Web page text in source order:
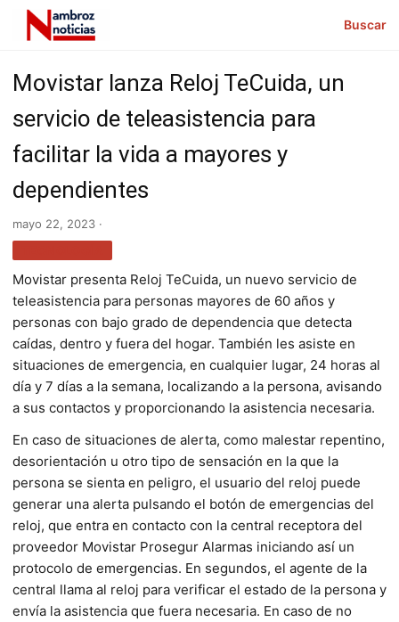
Buscar
Movistar lanza Reloj TeCuida, un
servicio de teleasistencia para
facilitar la vida a mayores y
dependientes
mayo 22, 2023 ·
Movistar presenta Reloj TeCuida, un nuevo servicio de
teleasistencia para personas mayores de 60 años y
personas con bajo grado de dependencia que detecta
caídas, dentro y fuera del hogar. También les asiste en
situaciones de emergencia, en cualquier lugar, 24 horas al
día y 7 días a la semana, localizando a la persona, avisando
a sus contactos y proporcionando la asistencia necesaria.
En caso de situaciones de alerta, como malestar repentino,
desorientación u otro tipo de sensación en la que la
persona se sienta en peligro, el usuario del reloj puede
generar una alerta pulsando el botón de emergencias del
reloj, que entra en contacto con la central receptora del
proveedor Movistar Prosegur Alarmas iniciando así un
protocolo de emergencias. En segundos, el agente de la
central llama al reloj para verificar el estado de la persona y
envía la asistencia que fuera necesaria. En caso de no